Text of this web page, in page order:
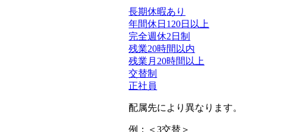
長期休暇あり
年間休日120日以上
完全週休2日制
残業20時間以内
残業月20時間以上
交替制
正社員
配属先により異なります。
例：＜3交替＞